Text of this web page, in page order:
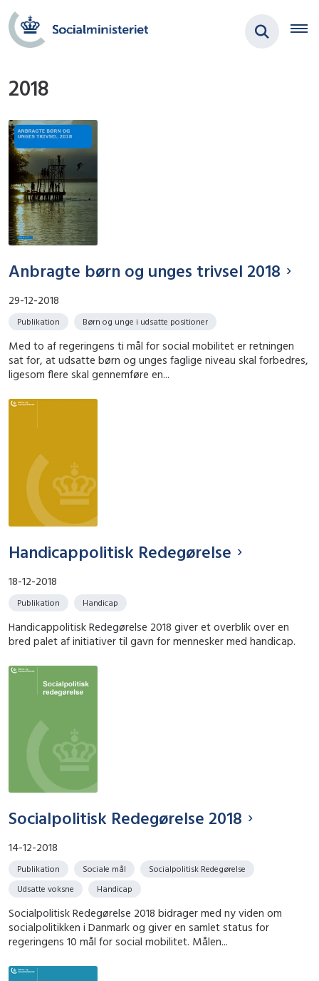
2018
Anbragte børn og unges trivsel 2018
29-12-2018
Publikation Børn og unge i udsatte positioner
Med to af regeringens ti mål for social mobilitet er retningen
sat for, at udsatte børn og unges faglige niveau skal forbedres,
ligesom flere skal gennemføre en...
Handicappolitisk Redegørelse
18-12-2018
Publikation Handicap
Handicappolitisk Redegørelse 2018 giver et overblik over en
bred palet af initiativer til gavn for mennesker med handicap.
Socialpolitisk Redegørelse 2018
14-12-2018
Publikation Sociale mål
Socialpolitisk Redegørelse
Udsatte voksne
Handicap
Socialpolitisk Redegørelse 2018 bidrager med ny viden om
socialpolitikken i Danmark og giver en samlet status for
regeringens 10 mål for social mobilitet. Målen...